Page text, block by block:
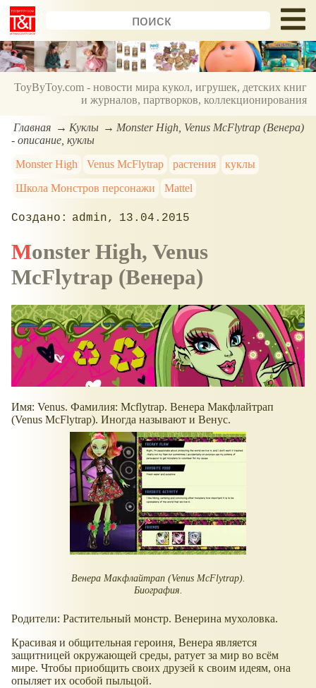
ToyByToy.com - новости мира кукол, игрушек, детских книг
и журналов, партворков, коллекционирования
Главная Куклы
Monster High, Venus McFlytrap (Венера)
- описание, куклы
Monster High
Venus McFlytrap растения
куклы
Школа Монстров персонажи
Mattel
admin 13.04.2015
Monster High, Venus
McFlytrap (Венера)
Имя: Venus. Фамилия: Mcflytrap. Венера Макфлайтрап
(Venus McFlytrap). Иногда называют и Венус.
Венера Макфлайтрап (Venus McFlytrap).
Биография.
Родители: Растительный монстр. Венерина мухоловка.
Красивая и общительная героиня, Венера является
защитницей окружающей среды, ратует за мир во всём
мире. Чтобы приобщить своих друзей к своим идеям, она
опыляет их особой пыльцой.